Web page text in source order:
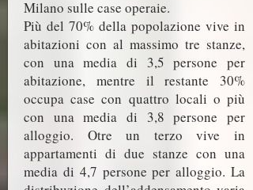
Milano sulle case operaie.
Più del 70% della popolazione vive in
abitazioni con al massimo tre stanze,
con una media di 3,5 persone per
abitazione, mentre il restante 30%
occupa case con quattro locali o più
con una media di 3,8 persone per
alloggio. Otre un terzo vive in
appartamenti di due stanze con una
media di 4,7 persone per alloggio. La